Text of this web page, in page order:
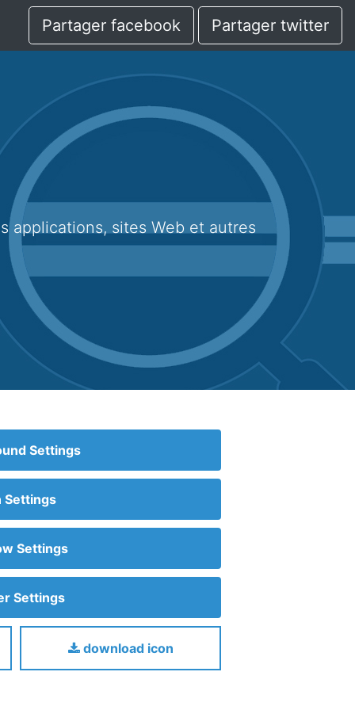
Partager facebook Partager twitter
Settings
Settings
Settings
Settings
download icon